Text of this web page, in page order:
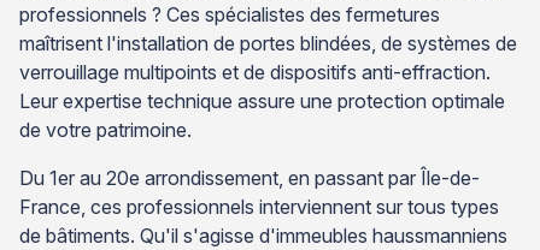
professionnels ? Ces spécialistes des fermetures
maîtrisent l'installation de portes blindées, de systèmes de
verrouillage multipoints et de dispositifs anti-effraction.
Leur expertise technique assure une protection optimale
de votre patrimoine.
Du 1er au 20e arrondissement, en passant par Île-de-
France, ces professionnels interviennent sur tous types
de bâtiments. Qu'il s'agisse d'immeubles haussmanniens